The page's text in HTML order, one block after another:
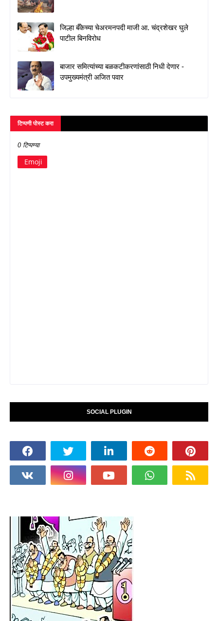
जिल्हा बँकेच्या चेअरमनपदी माजी आ. चंद्रशेखर घुले
पाटील बिनविरोध
बाजार समित्यांच्या बळकटीकरणांसाठी निधी देणार -
उपमुख्यमंत्री अजित पवार
टिप्पणी पोस्ट करा
0 टिप्पण्या
Emoji
SOCIAL PLUGIN